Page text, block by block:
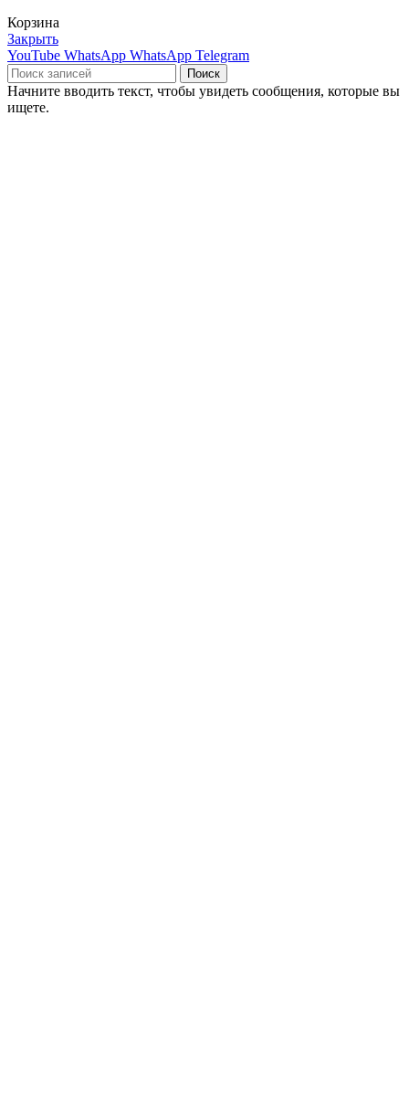
Корзина
Закрыть
YouTube WhatsApp WhatsApp Telegram
Поиск
Начните вводить текст, чтобы увидеть сообщения, которые вы
ищете.